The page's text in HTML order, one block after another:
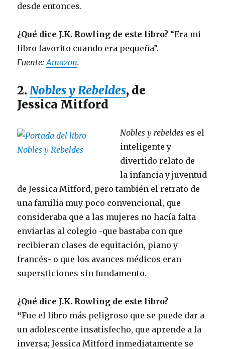
desde entonces.
¿Qué dice J.K. Rowling de este libro? “Era mi
libro favorito cuando era pequeña”.
Fuente:Amazon.
2.Nobles y Rebeldes, de
Jessica Mitford
Nobles y rebeldes es el
inteligente y
divertido relato de
la infancia y juventud
de Jessica Mitford, pero también el retrato de
una familia muy poco convencional, que
consideraba que a las mujeres no hacía falta
enviarlas al colegio -que bastaba con que
recibieran clases de equitación, piano y
francés- o que los avances médicos eran
supersticiones sin fundamento.
¿Qué dice J.K. Rowling de este libro?
“Fue el libro más peligroso que se puede dar a
un adolescente insatisfecho, que aprende a la
inversa; Jessica Mitford inmediatamente se